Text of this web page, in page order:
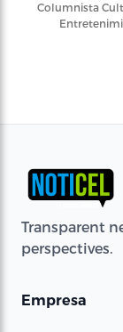
Columnista
Transparent
perspectives.
Empresa